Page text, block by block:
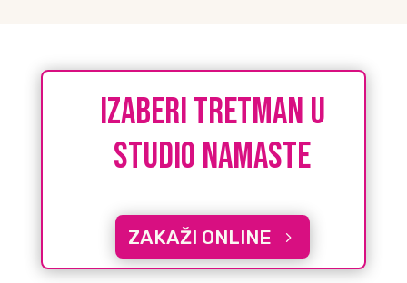
IZABERI tretman u
studio namaste
ZAKAŽI ONLINE